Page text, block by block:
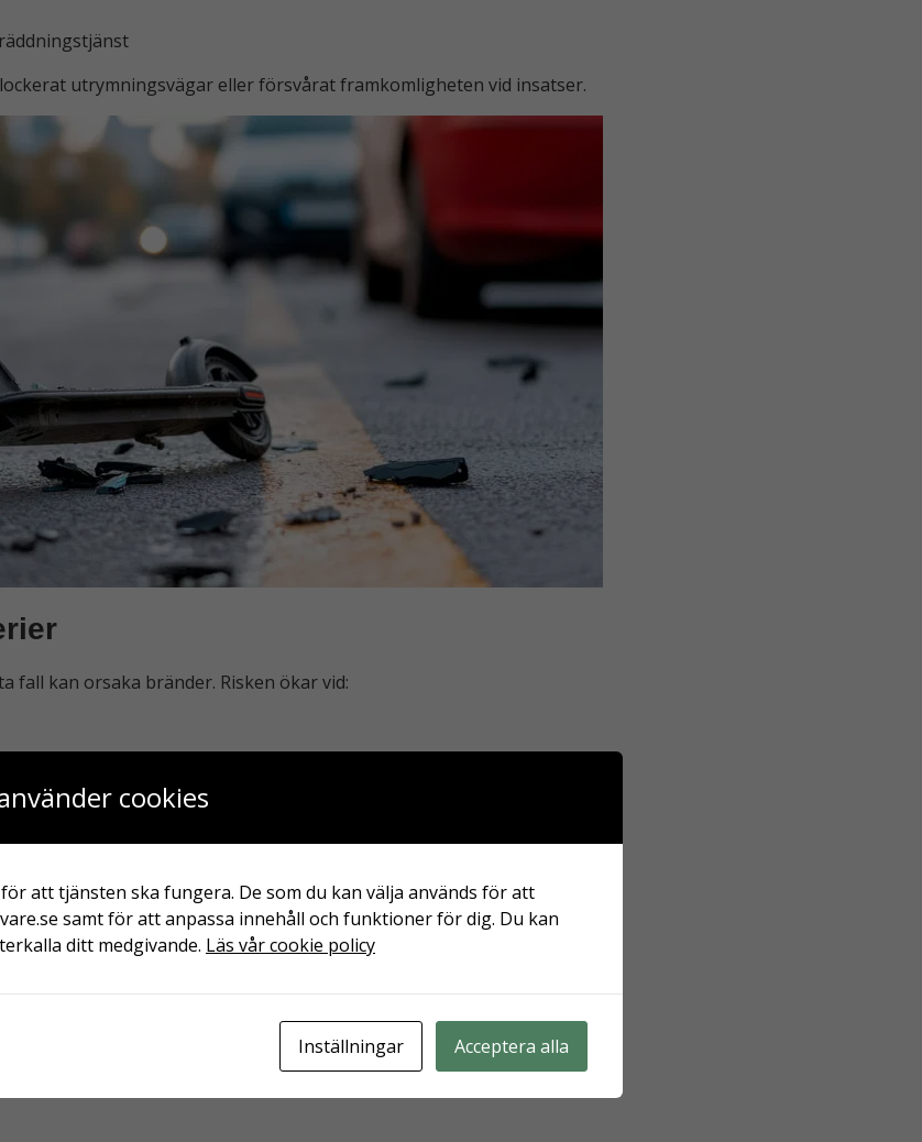
utrymningsvägar eller försvårat framkomligheten vid insatser.
fall kan orsaka bränder. Risken ökar vid:
med kraftig rökutveckling.
en säkrare användning:
cookies
att tjänsten ska fungera. De som du kan välja används för att
samt för att anpassa innehåll och funktioner för dig. Du kan
ditt medgivande. Läs vår cookie policy
Inställningar Acceptera alla